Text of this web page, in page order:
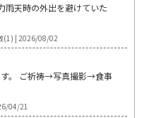
雨天時の外出を避けていた
(1) | 2026/08/02
。 ご祈祷→写真撮影→食事
04/21